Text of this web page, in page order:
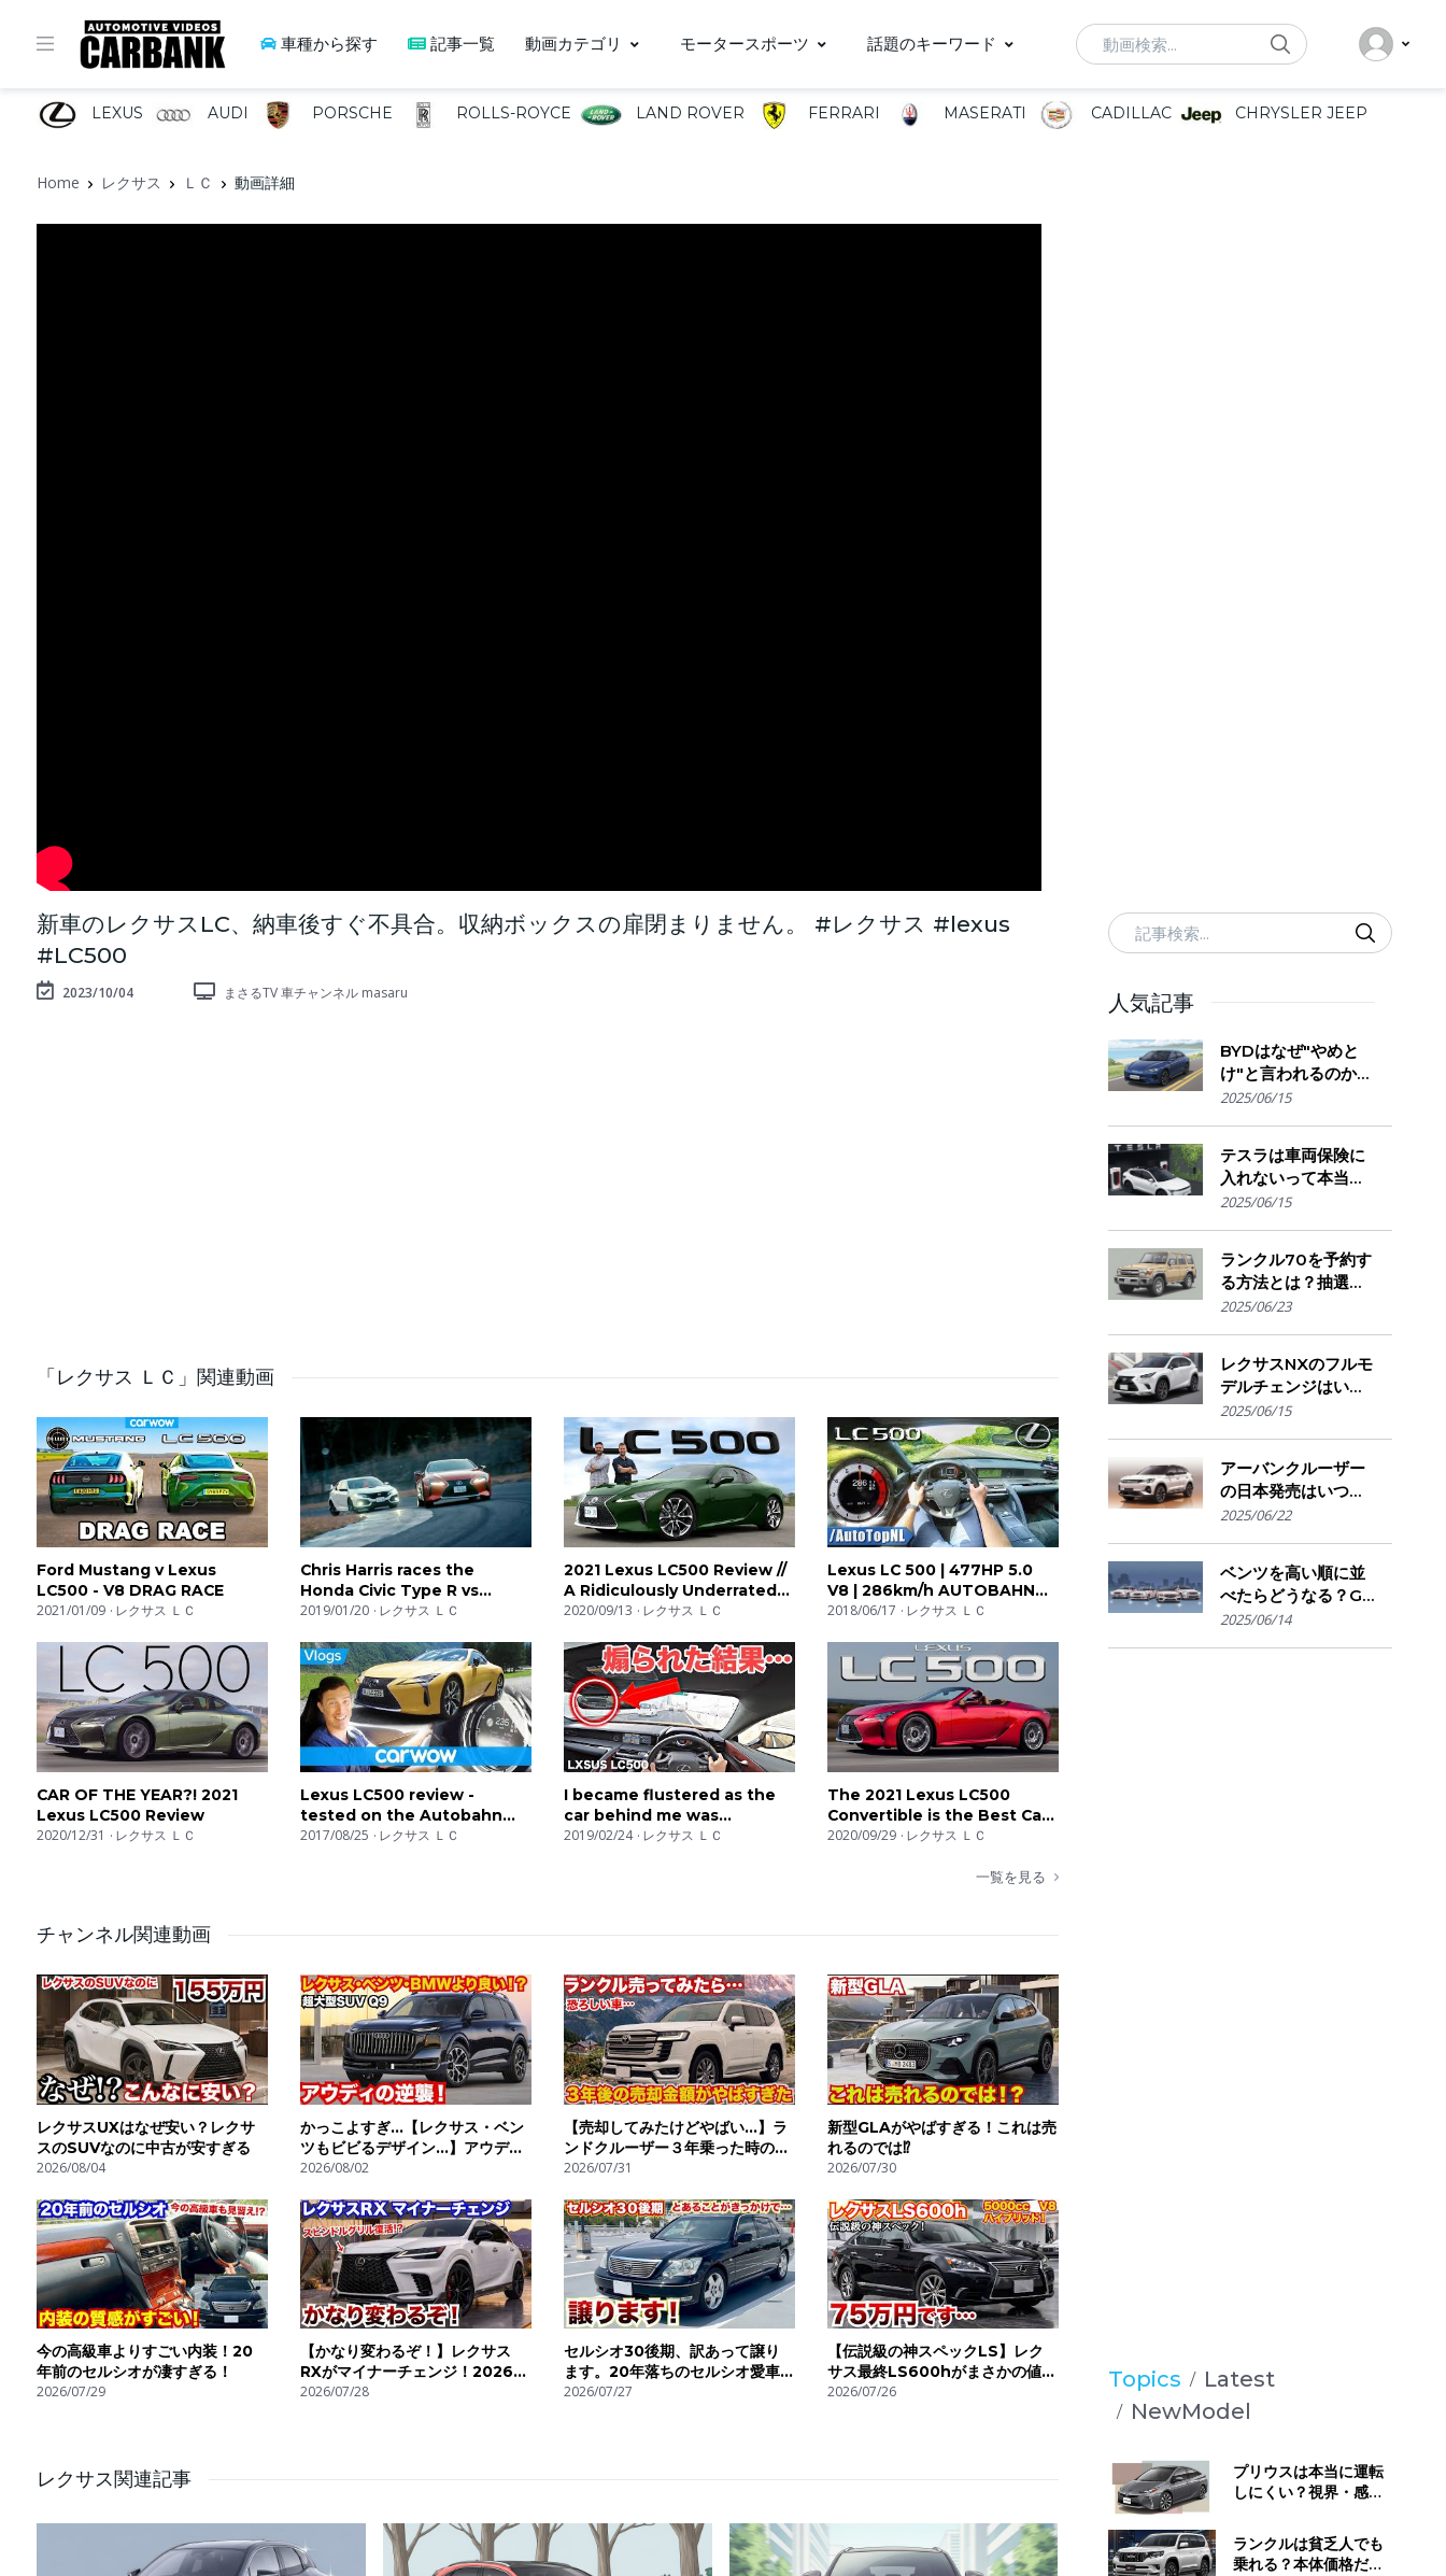
車種から探す 記事一覧 動画カテゴリ モータースポーツ 話題のキーワード Search
LEXUS AUDI PORSCHE ROLLS-ROYCE LAND ROVER FERRARI MASERATI CADILLAC CHRYSLER JEEP
Home レクサス ＬＣ 動画詳細
新車のレクサスLC、納車後すぐ不具合。収納ボックスの扉閉まりません。 #レクサス #lexus
#LC500
2023/10/04 まさるTV 車チャンネル masaru
「レクサス ＬＣ」関連動画
Ford Mustang v Lexus
LC500 - V8 DRAG RACE
2021/01/09 レクサス ＬＣ
Chris Harris races the
Honda Civic Type R vs
Lexus LC500 | Top Gear:
2019/01/20 レクサス ＬＣ
2021 Lexus LC500 Review //
A Ridiculously Underrated
$100,000 Masterclass
2020/09/13 レクサス ＬＣ
Lexus LC 500 | 477HP 5.0
V8 | 286km/h AUTOBAHN
POV TOP SPEED by
2018/06/17 レクサス ＬＣ
CAR OF THE YEAR?! 2021
Lexus LC500 Review
2020/12/31 レクサス ＬＣ
Lexus LC500 review -
tested on the Autobahn
and in the Alps | Mat Vlogs
2017/08/25 レクサス ＬＣ
I became flustered as the
car behind me was
tailgating me. - LEXUS
2019/02/24 レクサス ＬＣ
The 2021 Lexus LC500
Convertible is the Best Car
EVER
2020/09/29 レクサス ＬＣ
一覧を見る
チャンネル関連動画
レクサスUXはなぜ安い？レクサ
スのSUVなのに中古が安すぎる
2026/08/04
かっこよすぎ…【レクサス・ベン
ツもビビるデザイン…】アウディ
新型Q９登場！これはやばすぎ
2026/08/02
【売却してみたけどやばい…】ラ
ンドクルーザー３年乗った時の買
取金額がやばすぎた。
2026/07/31
新型GLAがやばすぎる！これは売
れるのでは⁉︎
2026/07/30
今の高級車よりすごい内装！20
年前のセルシオが凄すぎる！
2026/07/29
【かなり変わるぞ！】レクサス
RXがマイナーチェンジ！2026
年〜2027年に登場!?現行モデル
2026/07/28
セルシオ30後期、訳あって譲り
ます。20年落ちのセルシオ愛車
紹介
2026/07/27
【伝説級の神スペックLS】レク
サス最終LS600hがまさかの値段
LS
2026/07/26
レクサス関連記事
記事検索
人気記事
BYDはなぜ"やめと
け"と言われるのか？
購入を迷う人が気に
解説
2025/06/15
テスラは車両保険に
入れないって本当？
保険会社の対応とオ
2025/06/15
ランクル70を予約す
る方法とは？抽選方
式・販売店選び・購
2025/06/23
レクサスNXのフルモ
デルチェンジはい
つ？発売時期・デザ
2025/06/15
アーバンクルーザー
の日本発売はいつ？
国内導入の可能性と
2025/06/22
ベンツを高い順に並
べたらどうなる？G
クラスからSマイバ
2025/06/14
Topics
Latest
NewModel
プリウスは本当に運転
しにくい？視界・感
が与える影響とは
ランクルは貧乏人でも
乗れる？本体価格だけ